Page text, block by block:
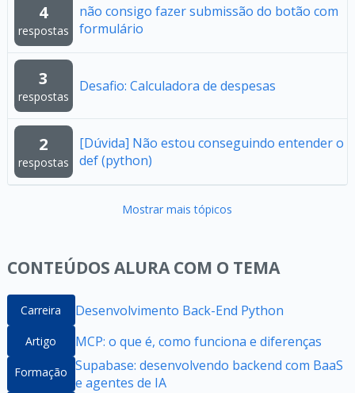
4
respostas
não consigo fazer submissão do botão com
formulário
3
respostas
Desafio: Calculadora de despesas
2
respostas
[Dúvida] Não estou conseguindo entender o
def (python)
Mostrar mais tópicos
CONTEÚDOS ALURA COM O TEMA
Carreira Desenvolvimento Back-End Python
Artigo MCP: o que é, como funciona e diferenças
Formação Supabase: desenvolvendo backend com BaaS
e agentes de IA